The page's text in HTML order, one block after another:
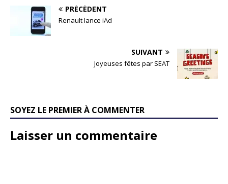
PRÉCÉDENT
Renault lance iAd
SUIVANT
Joyeuses fêtes par SEAT
SOYEZ LE PREMIER À COMMENTER
Laisser un commentaire